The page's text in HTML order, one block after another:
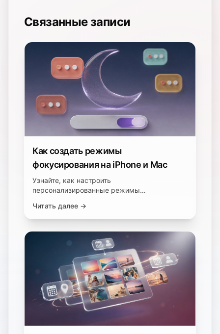
Связанные записи
Как создать режимы
фокусирования на iPhone и Mac
Узнайте, как настроить
персонализированные режимы
уведомлений, настройки экранов «Домой» и
повышения продуктивности на Ваших
Читать далее →